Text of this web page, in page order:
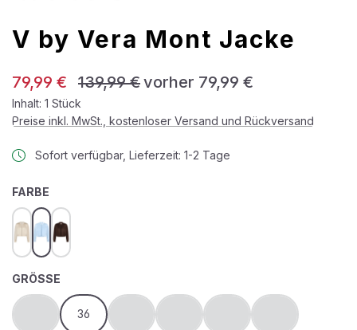
V by Vera Mont Jacke
Verkaufspreis:
79,99 € Regulärer Preis:
139,99 €vorher 79,99 €
Inhalt: 1 Stück
Preise inkl. MwSt., kostenloser Versand und Rückversand
Sofort verfügbar, Lieferzeit: 1-2 Tage
FARBE
Champagne Sorbet
Soft Skyrostbraun
GRÖSSE
(Diese Option ist zurzeit nicht verfügbar.)
36
(Diese Option ist zurzeit nicht verfügbar.)
(Diese Option ist zurzeit nicht
(Diese Option ist zurzeit
(Diese Option